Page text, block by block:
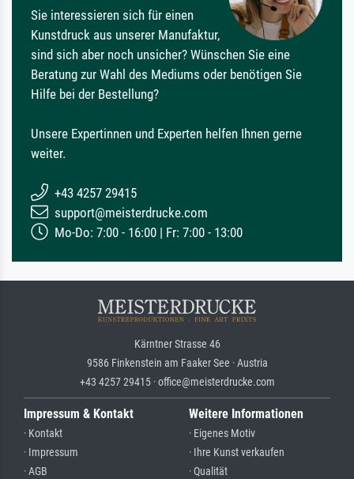
Sie interessieren sich für einen
Kunstdruck aus unserer Manufaktur,
sind sich aber noch unsicher? Wünschen Sie eine
Beratung zur Wahl des Mediums oder benötigen Sie
Hilfe bei der Bestellung?
Unsere Expertinnen und Experten helfen Ihnen gerne
weiter.
+43 4257 29415
support@meisterdrucke.com
Mo-Do: 7:00 - 16:00 | Fr: 7:00 - 13:00
Kärntner Strasse 46
9586 Finkenstein am Faaker See · Austria
+43 4257 29415 · office@meisterdrucke.com
Impressum & Kontakt
· Kontakt
· Impressum
· AGB
Weitere Informationen
· Eigenes Motiv
· Ihre Kunst verkaufen
· Qualität